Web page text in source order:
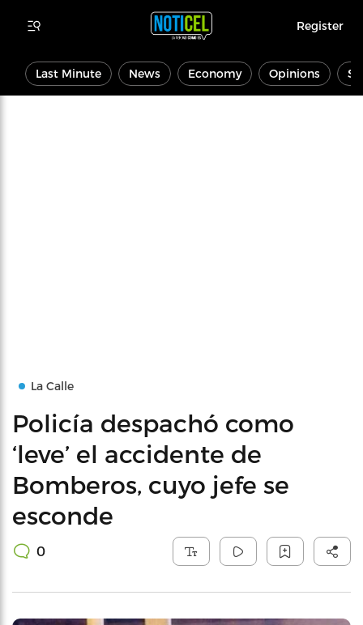
Register
Last Minute News Economy Opinions
La Calle
Policía despachó como
‘leve’ el accidente de
Bomberos, cuyo jefe se
esconde
0